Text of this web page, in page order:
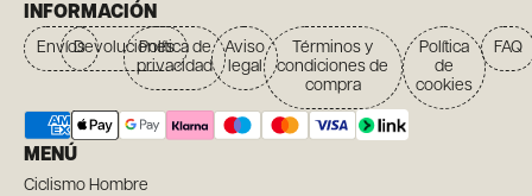
INFORMACIÓN
EnvíosDevolucionesPolítica de
privacidad
Aviso
legal
Términos y
condiciones de
compra
Política
de
cookies
FAQ
MENÚ
Ciclismo Hombre